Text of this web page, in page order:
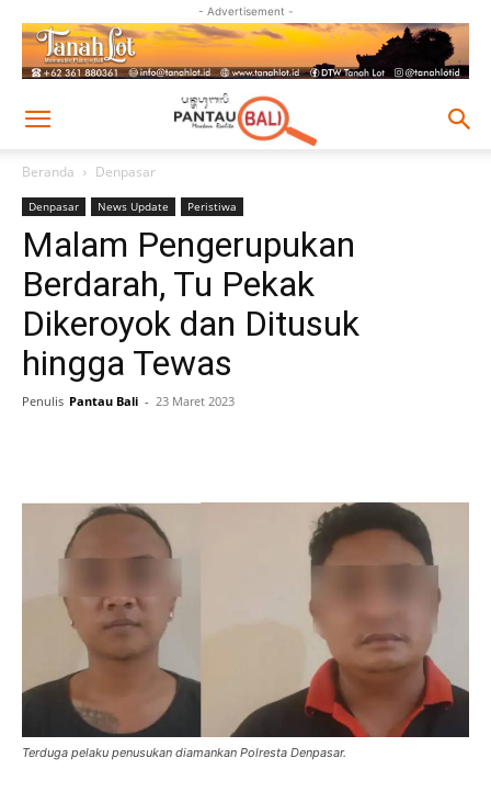
- Advertisement -
Beranda Denpasar
Denpasar News Update Peristiwa
Malam Pengerupukan
Berdarah, Tu Pekak
Dikeroyok dan Ditusuk
hingga Tewas
Penulis Pantau Bali - 23 Maret 2023
Terduga pelaku penusukan diamankan Polresta Denpasar.